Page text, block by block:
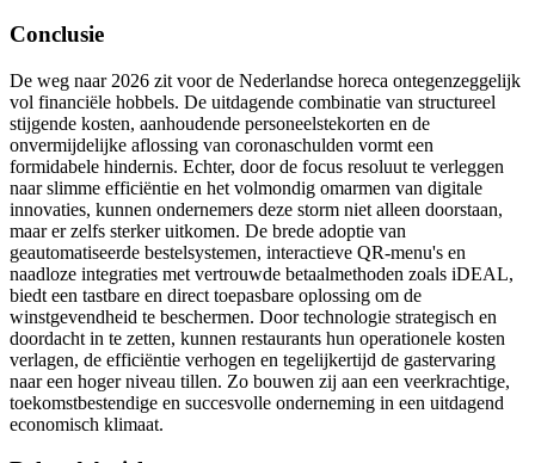
Conclusie
De weg naar 2026 zit voor de Nederlandse horeca ontegenzeggelijk
vol financiële hobbels. De uitdagende combinatie van structureel
stijgende kosten, aanhoudende personeelstekorten en de
onvermijdelijke aflossing van coronaschulden vormt een
formidabele hindernis. Echter, door de focus resoluut te verleggen
naar slimme efficiëntie en het volmondig omarmen van digitale
innovaties, kunnen ondernemers deze storm niet alleen doorstaan,
maar er zelfs sterker uitkomen. De brede adoptie van
geautomatiseerde bestelsystemen, interactieve QR-menu's en
naadloze integraties met vertrouwde betaalmethoden zoals iDEAL,
biedt een tastbare en direct toepasbare oplossing om de
winstgevendheid te beschermen. Door technologie strategisch en
doordacht in te zetten, kunnen restaurants hun operationele kosten
verlagen, de efficiëntie verhogen en tegelijkertijd de gastervaring
naar een hoger niveau tillen. Zo bouwen zij aan een veerkrachtige,
toekomstbestendige en succesvolle onderneming in een uitdagend
economisch klimaat.